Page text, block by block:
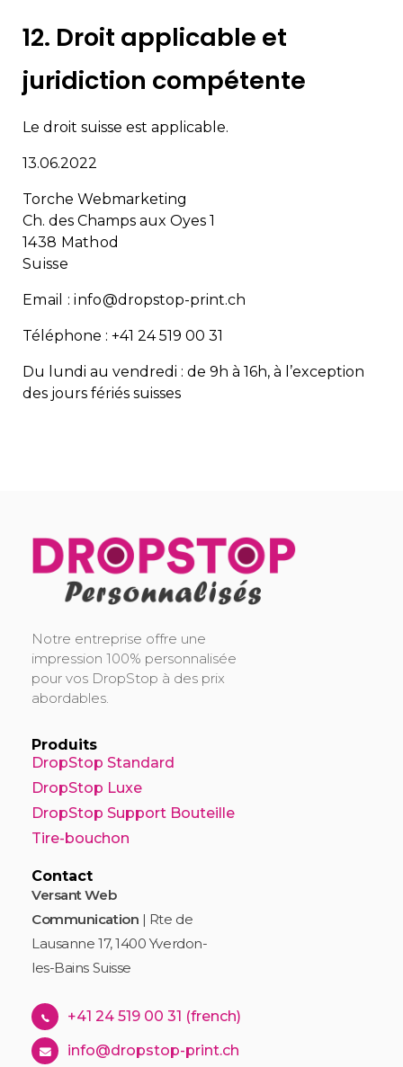
12. Droit applicable et
juridiction compétente
Le droit suisse est applicable.
13.06.2022
Torche Webmarketing
Ch. des Champs aux Oyes 1
1438 Mathod
Suisse
Email : info@dropstop-print.ch
Téléphone : +41 24 519 00 31
Du lundi au vendredi : de 9h à 16h, à l’exception
des jours fériés suisses
Notre entreprise offre une
impression 100% personnalisée
pour vos DropStop à des prix
abordables.
Produits
DropStop Standard
DropStop Luxe
DropStop Support Bouteille
Tire-bouchon
Contact
Versant Web
Communication | Rte de
Lausanne 17, 1400 Yverdon-
les-Bains Suisse
+41 24 519 00 31 (french)
info@dropstop-print.ch